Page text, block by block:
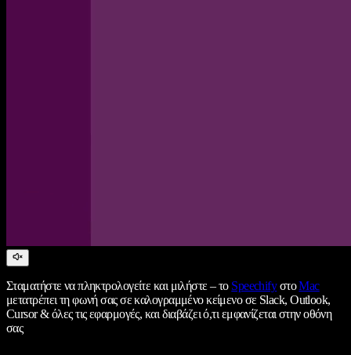
Σταματήστε να πληκτρολογείτε και μιλήστε – το SpeechifyστοMac
μετατρέπει τη φωνή σας σε καλογραμμένο κείμενο σε Slack, Outlook,
Cursor & όλες τις εφαρμογές, και διαβάζει ό,τι εμφανίζεται στην οθόνη
σας